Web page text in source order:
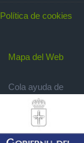
Política de cookies
Mapa del Web
Cola ayuda de